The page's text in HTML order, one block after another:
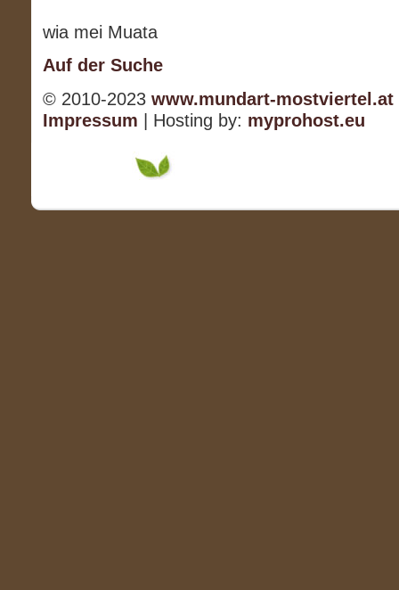
wia mei Muata
Auf der Suche
© 2010-2023 www.mundart-mostviertel.at
Impressum | Hosting by: myprohost.eu